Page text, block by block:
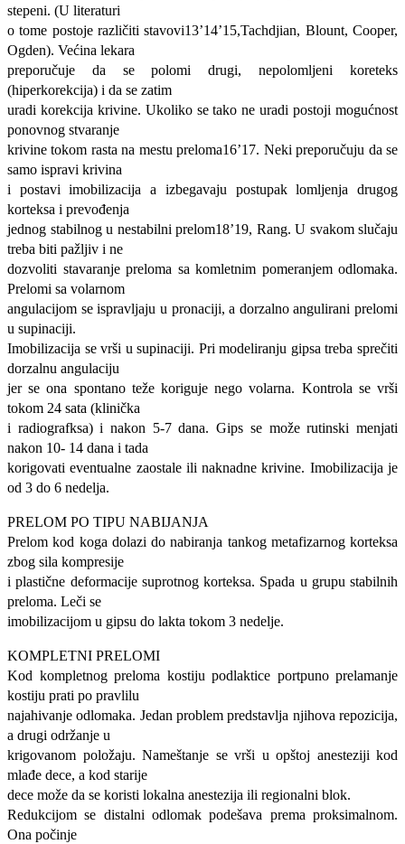
stepeni. (U literaturi
o tome postoje različiti stavovi13’14’15,Tachdjian, Blount, Cooper,
Ogden). Većina lekara
preporučuje da se polomi drugi, nepolomljeni koreteks
(hiperkorekcija) i da se zatim
uradi korekcija krivine. Ukoliko se tako ne uradi postoji mogućnost
ponovnog stvaranje
krivine tokom rasta na mestu preloma16’17. Neki preporučuju da se
samo ispravi krivina
i postavi imobilizacija a izbegavaju postupak lomljenja drugog
korteksa i prevođenja
jednog stabilnog u nestabilni prelom18’19, Rang. U svakom slučaju
treba biti pažljiv i ne
dozvoliti stavaranje preloma sa komletnim pomeranjem odlomaka.
Prelomi sa volarnom
angulacijom se ispravljaju u pronaciji, a dorzalno angulirani prelomi
u supinaciji.
Imobilizacija se vrši u supinaciji. Pri modeliranju gipsa treba sprečiti
dorzalnu angulaciju
jer se ona spontano teže koriguje nego volarna. Kontrola se vrši
tokom 24 sata (klinička
i radiografksa) i nakon 5-7 dana. Gips se može rutinski menjati
nakon 10- 14 dana i tada
korigovati eventualne zaostale ili naknadne krivine. Imobilizacija je
od 3 do 6 nedelja.
PRELOM PO TIPU NABIJANJA
Prelom kod koga dolazi do nabiranja tankog metafizarnog korteksa
zbog sila kompresije
i plastične deformacije suprotnog korteksa. Spada u grupu stabilnih
preloma. Leči se
imobilizacijom u gipsu do lakta tokom 3 nedelje.
KOMPLETNI PRELOMI
Kod kompletnog preloma kostiju podlaktice portpuno prelamanje
kostiju prati po pravlilu
najahivanje odlomaka. Jedan problem predstavlja njihova repozicija,
a drugi održanje u
krigovanom položaju. Nameštanje se vrši u opštoj anesteziji kod
mlađe dece, a kod starije
dece može da se koristi lokalna anestezija ili regionalni blok.
Redukcijom se distalni odlomak podešava prema proksimalnom.
Ona počinje